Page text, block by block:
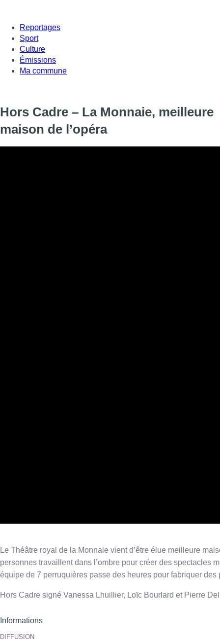
Reportages
Sport
Culture
Émissions
Ma commune
Hors Cadre – La Monnaie, meilleure
maison de l’opéra
Le Théâtre royal de la Monnaie vient d’être élue meilleure
personnes travaillent dans l’ombre pour créer des spectacles
équipe de 7 perruquières passe des heures pour fabriquer des
Hors Cadre signé Vanessa Lhuillier, Loïc Bourlard et Pierre
Informations
DIFFUSION